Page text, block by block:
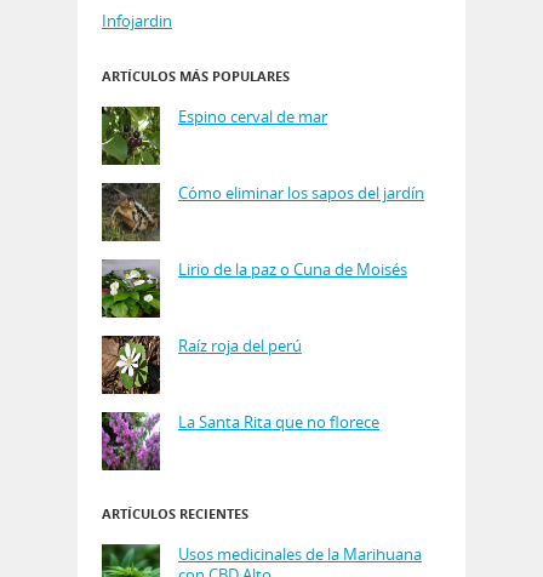
Infojardin
ARTÍCULOS MÁS POPULARES
Espino cerval de mar
Cómo eliminar los sapos del jardín
Lirio de la paz o Cuna de Moisés
Raíz roja del perú
La Santa Rita que no florece
ARTÍCULOS RECIENTES
Usos medicinales de la Marihuana